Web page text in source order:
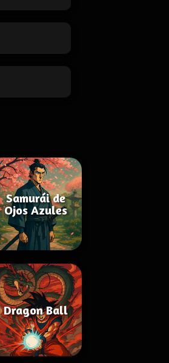
Samurái de
Ojos Azules
Dragon Ball